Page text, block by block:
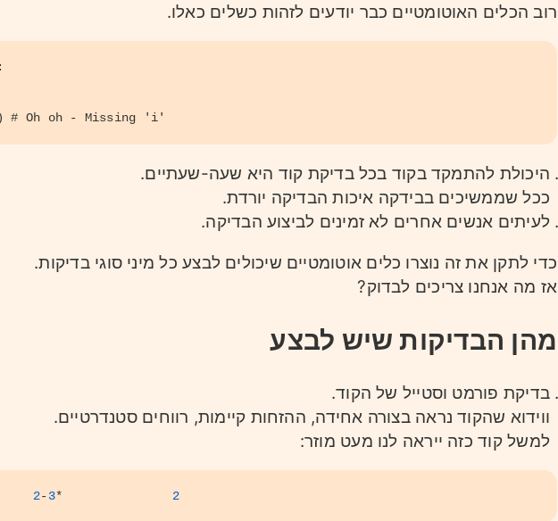
רוב הכלים האוטומטיים כבר יודעים לזהות כשלים כאלו.
# Oh oh - Missing 'i'
היכולת להתמקד בקוד בכל בדיקת קוד היא שעה-שעתיים.
ככל שממשיכים בבידקה איכות הבדיקה יורדת.
לעיתים אנשים אחרים לא זמינים לביצוע הבדיקה.
כדי לתקן את זה נוצרו כלים אוטומטיים שיכולים לבצע כל מיני סוגי בדיקות.
אז מה אנחנו צריכים לבדוק?
מהן הבדיקות שיש לבצע
בדיקת פורמט וסטייל של הקוד.
ווידוא שהקוד נראה בצורה אחידה, ההזחות קיימות, רווחים סטנדרטיים.
למשל קוד כזה ייראה לנו מעט מוזר:
+
2- 3* 2